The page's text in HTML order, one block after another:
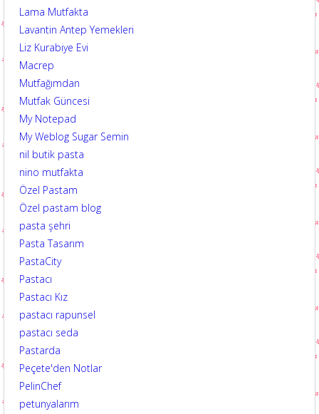
Lama Mutfakta
Lavantin Antep Yemekleri
Liz Kurabiye Evi
Macrep
Mutfağımdan
Mutfak Güncesi
My Notepad
My Weblog Sugar Semin
nil butik pasta
nino mutfakta
Özel Pastam
Özel pastam blog
pasta şehri
Pasta Tasarım
PastaCity
Pastacı
Pastacı Kız
pastacı rapunsel
pastacı seda
Pastarda
Peçete'den Notlar
PelinChef
petunyalarım